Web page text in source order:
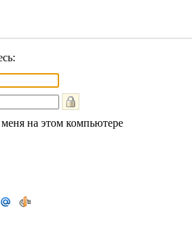
на этом компьютере